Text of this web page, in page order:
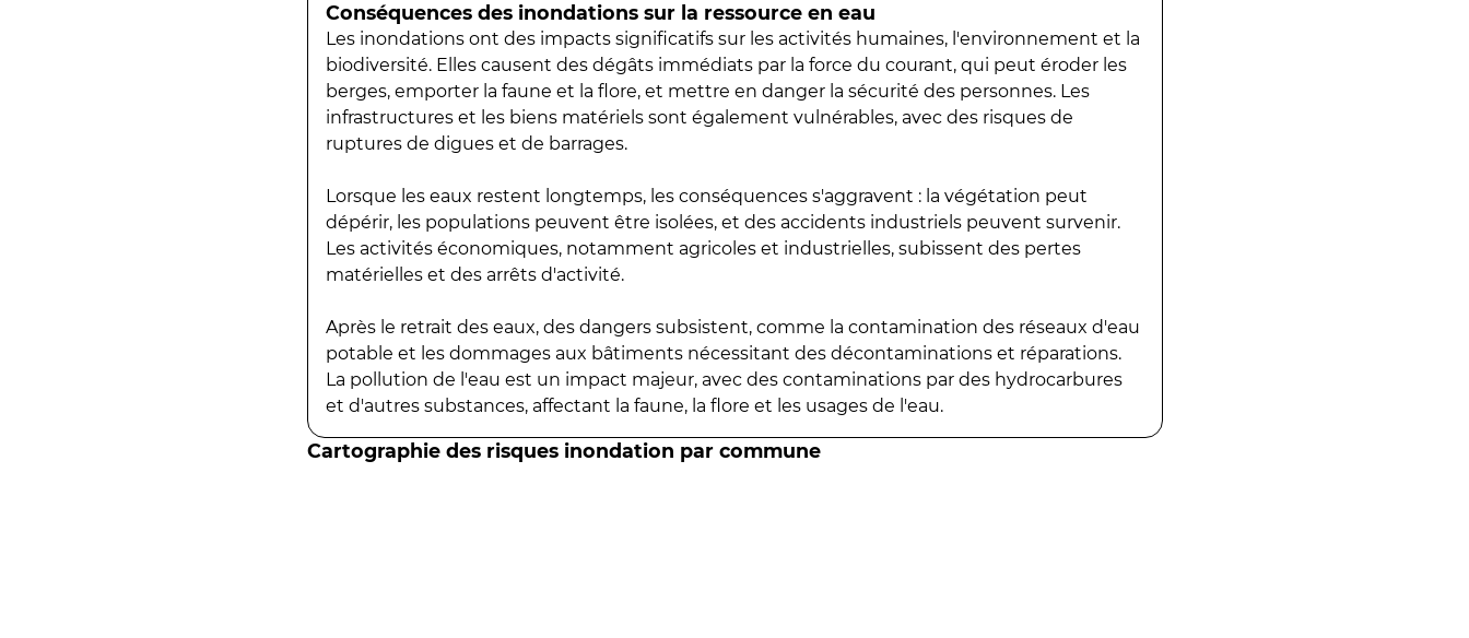
Conséquences des inondations sur la ressource en eau
Les inondations ont des impacts significatifs sur les activités humaines, l'environnement et la
biodiversité. Elles causent des dégâts immédiats par la force du courant, qui peut éroder les
berges, emporter la faune et la flore, et mettre en danger la sécurité des personnes. Les
infrastructures et les biens matériels sont également vulnérables, avec des risques de
ruptures de digues et de barrages.
Lorsque les eaux restent longtemps, les conséquences s'aggravent : la végétation peut
dépérir, les populations peuvent être isolées, et des accidents industriels peuvent survenir.
Les activités économiques, notamment agricoles et industrielles, subissent des pertes
matérielles et des arrêts d'activité.
Après le retrait des eaux, des dangers subsistent, comme la contamination des réseaux d'eau
potable et les dommages aux bâtiments nécessitant des décontaminations et réparations.
La pollution de l'eau est un impact majeur, avec des contaminations par des hydrocarbures
et d'autres substances, affectant la faune, la flore et les usages de l'eau.
Cartographie des risques inondation par commune